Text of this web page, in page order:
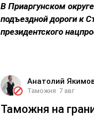
В Приаргунском
подъездной дороги к
президентского
Анатолий
Таможня 7 авг
Таможня на